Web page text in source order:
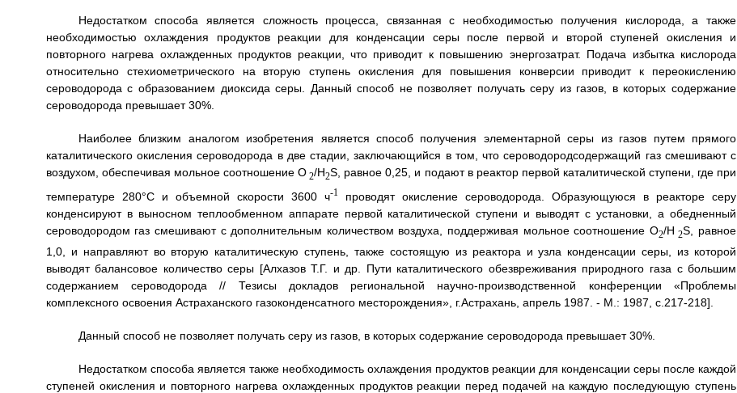
Недостатком способа является сложность процесса, связанная с необходимостью получения кислорода, а также
необходимостью охлаждения продуктов реакции для конденсации серы после первой и второй ступеней окисления и
повторного нагрева охлажденных продуктов реакции, что приводит к повышению энергозатрат. Подача избытка кислорода
относительно стехиометрического на вторую ступень окисления для повышения конверсии приводит к переокислению
сероводорода с образованием диоксида серы. Данный способ не позволяет получать серу из газов, в которых содержание
сероводорода превышает 30%.
Наиболее близким аналогом изобретения является способ получения элементарной серы из газов путем прямого
каталитического окисления сероводорода в две стадии, заключающийся в том, что сероводородсодержащий газ смешивают с
воздухом, обеспечивая мольное соотношение O 2/H2S, равное 0,25, и подают в реактор первой каталитической ступени, где при
температуре 280°C и объемной скорости 3600 ч-1проводят окисление сероводорода. Образующуюся в реакторе серу
конденсируют в выносном теплообменном аппарате первой каталитической ступени и выводят с установки, а обедненный
сероводородом газ смешивают с дополнительным количеством воздуха, поддерживая мольное соотношение O2/H 2S, равное
1,0, и направляют во вторую каталитическую ступень, также состоящую из реактора и узла конденсации серы, из которой
выводят балансовое количество серы [Алхазов Т.Г. и др. Пути каталитического обезвреживания природного газа с большим
содержанием сероводорода // Тезисы докладов региональной научно-производственной конференции «Проблемы
комплексного освоения Астраханского газоконденсатного месторождения», г.Астрахань, апрель 1987. - М.: 1987, с.217-218].
Данный способ не позволяет получать серу из газов, в которых содержание сероводорода превышает 30%.
Недостатком способа является также необходимость охлаждения продуктов реакции для конденсации серы после каждой
ступеней окисления и повторного нагрева охлажденных продуктов реакции перед подачей на каждую последующую ступень